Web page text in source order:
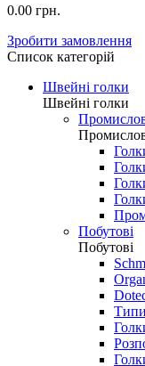
0.00 грн.
Зробити замовлення
Список категорій
Швейні голки
Швейні голки
Побутові
Побутові